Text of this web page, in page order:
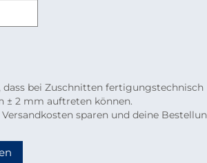
dass bei Zuschnitten fertigungstechnisch
± 2 mm auftreten können.
sparen und deine
werden kann, beachte bitte folgende
Zuschnitte
mm Länge